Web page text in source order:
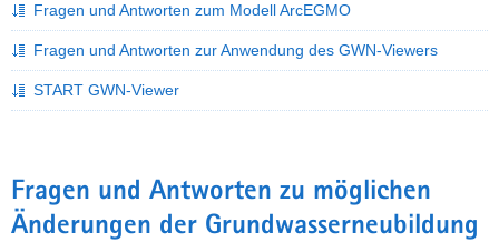
a
v
i
g
a
o
n
Fragen und Antworten zum Modell ArcEGMO
Fragen und Antworten zur Anwendung des GWN-Viewers
START GWN-Viewer
Fragen und Antworten zu möglichen
Änderungen der Grundwasserneubildung